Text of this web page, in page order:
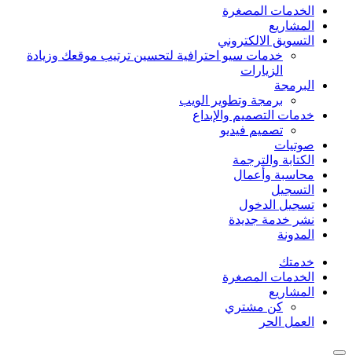
الخدمات المصغرة
المشاريع
التسويق الالكتروني
خدمات سيو احترافية لتحسين ترتيب موقعك وزيادة
الزيارات
البرمجة
برمجة وتطوير الويب
خدمات التصميم والإبداع
تصميم فيديو
صوتيات
الكتابة والترجمة
محاسبة وأعمال
التسجيل
تسجيل الدخول
نشر خدمة جديدة
المدونة
خدمتك
الخدمات المصغرة
المشاريع
كن مشتري
العمل الحر